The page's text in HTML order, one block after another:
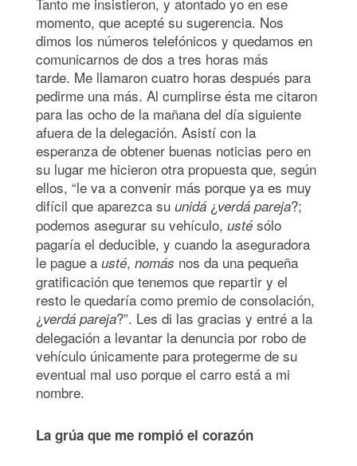
momento, que acepté su sugerencia. Nos
dimos los números telefónicos y quedamos en
comunicarnos de dos a tres horas más
tarde. Me llamaron cuatro horas después para
pedirme una más. Al cumplirse ésta me citaron
para las ocho de la mañana del día siguiente
afuera de la delegación. Asistí con la
esperanza de obtener buenas noticias pero en
su lugar me hicieron otra propuesta que, según
ellos, “le va a convenir más porque ya es muy
difícil que aparezca su unidá ¿verdá pareja?;
podemos asegurar su vehículo, usté sólo
pagaría el deducible, y cuando la aseguradora
le pague a usté, nomás nos da una pequeña
gratificación que tenemos que repartir y el
resto le quedaría como premio de consolación,
¿verdá pareja?”. Les di las gracias y entré a la
delegación a levantar la denuncia por robo de
vehículo únicamente para protegerme de su
eventual mal uso porque el carro está a mi
nombre.
La grúa que me rompió el corazón